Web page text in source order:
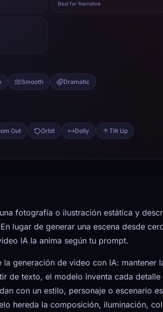
fotografía o ilustración estática y
lugar de generar una escena desde
IA la anima según tu prompt.
generación de video con IA: mantener
de texto, el modelo inventa cada detalle
con un estilo, personaje o escenario
hereda la composición, iluminación,